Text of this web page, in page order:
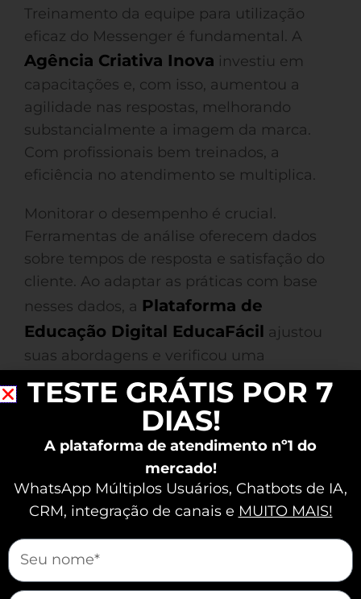
Treinamento da equipe para utilização
eficaz do Messenger é fundamental. A
Agência Criativa Inova investiu em
capacitações e, com isso, aumentou a
agilidade nas respostas, melhorando
substancialmente a imagem da marca.
Com profissionais bem treinados, a
eficiência no atendimento se multiplica.
Monitorar o desempenho é crucial.
Ferramentas de análise oferecem dados
sobre tempos de resposta e satisfação do
cliente. Ao adaptar as práticas com base
nesses dados, a Plataforma de
Educação Digital EducaFácil ajustou
suas abordagens e verificou uma
melhoria de 15% na satisfação do cliente.
Agilidade no
Atendimento: O Que
Sua Marca Precisa
Saber
qualquer marca que deseja melhorar a
TESTE GRÁTIS POR 7
DIAS!
A plataforma de atendimento nº1 do
mercado!
WhatsApp Múltiplos Usuários, Chatbots de IA,
CRM, integração de canais e MUITO MAIS!
mauticform[nome]